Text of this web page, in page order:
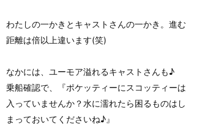
わたしの一かきとキャストさんの一かき。進む
距離は倍以上違います(笑)
なかには、ユーモア溢れるキャストさんも♪
乗船確認で、『ポケッティーにスコッティーは
入っていませんか？水に濡れたら困るものはし
まっておいてくださいね♪』